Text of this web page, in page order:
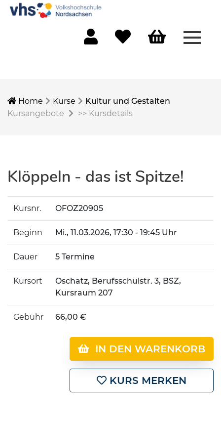
Home Kurse
Kultur und Gestalten
Kursangebote
>> Kursdetails
Klöppeln - das ist Spitze!
Kursnr. OFOZ20905
Beginn Mi., 11.03.2026, 17:30 - 19:45 Uhr
Dauer 5 Termine
Kursort
Oschatz, Berufsschulstr. 3, BSZ,
Kursraum 207
Gebühr 66,00 €
IN DEN WARENKORB
KURS MERKEN